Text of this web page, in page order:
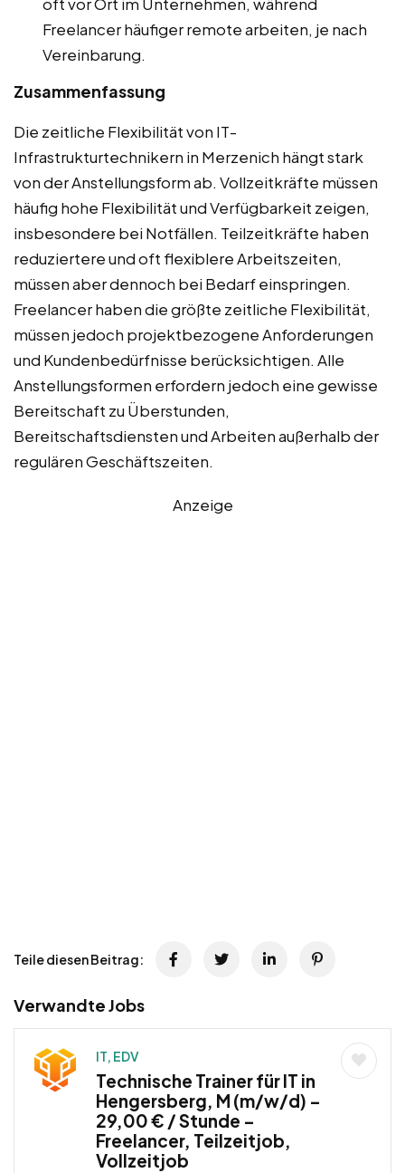
Freelancer häufiger remote arbeiten, je nach
Vereinbarung.
Zusammenfassung
Die zeitliche Flexibilität von IT-
Infrastrukturtechnikern in Merzenich hängt stark
von der Anstellungsform ab. Vollzeitkräfte müssen
häufig hohe Flexibilität und Verfügbarkeit zeigen,
insbesondere bei Notfällen. Teilzeitkräfte haben
reduziertere und oft flexiblere Arbeitszeiten,
müssen aber dennoch bei Bedarf einspringen.
Freelancer haben die größte zeitliche Flexibilität,
müssen jedoch projektbezogene Anforderungen
und Kundenbedürfnisse berücksichtigen. Alle
Anstellungsformen erfordern jedoch eine gewisse
Bereitschaft zu Überstunden,
Bereitschaftsdiensten und Arbeiten außerhalb der
regulären Geschäftszeiten.
Anzeige
Teile diesen Beitrag:
Verwandte Jobs
IT, EDV
Technische Trainer für IT in
Hengersberg, M (m/w/d) –
29,00 € / Stunde –
Freelancer, Teilzeitjob,
Vollzeitjob